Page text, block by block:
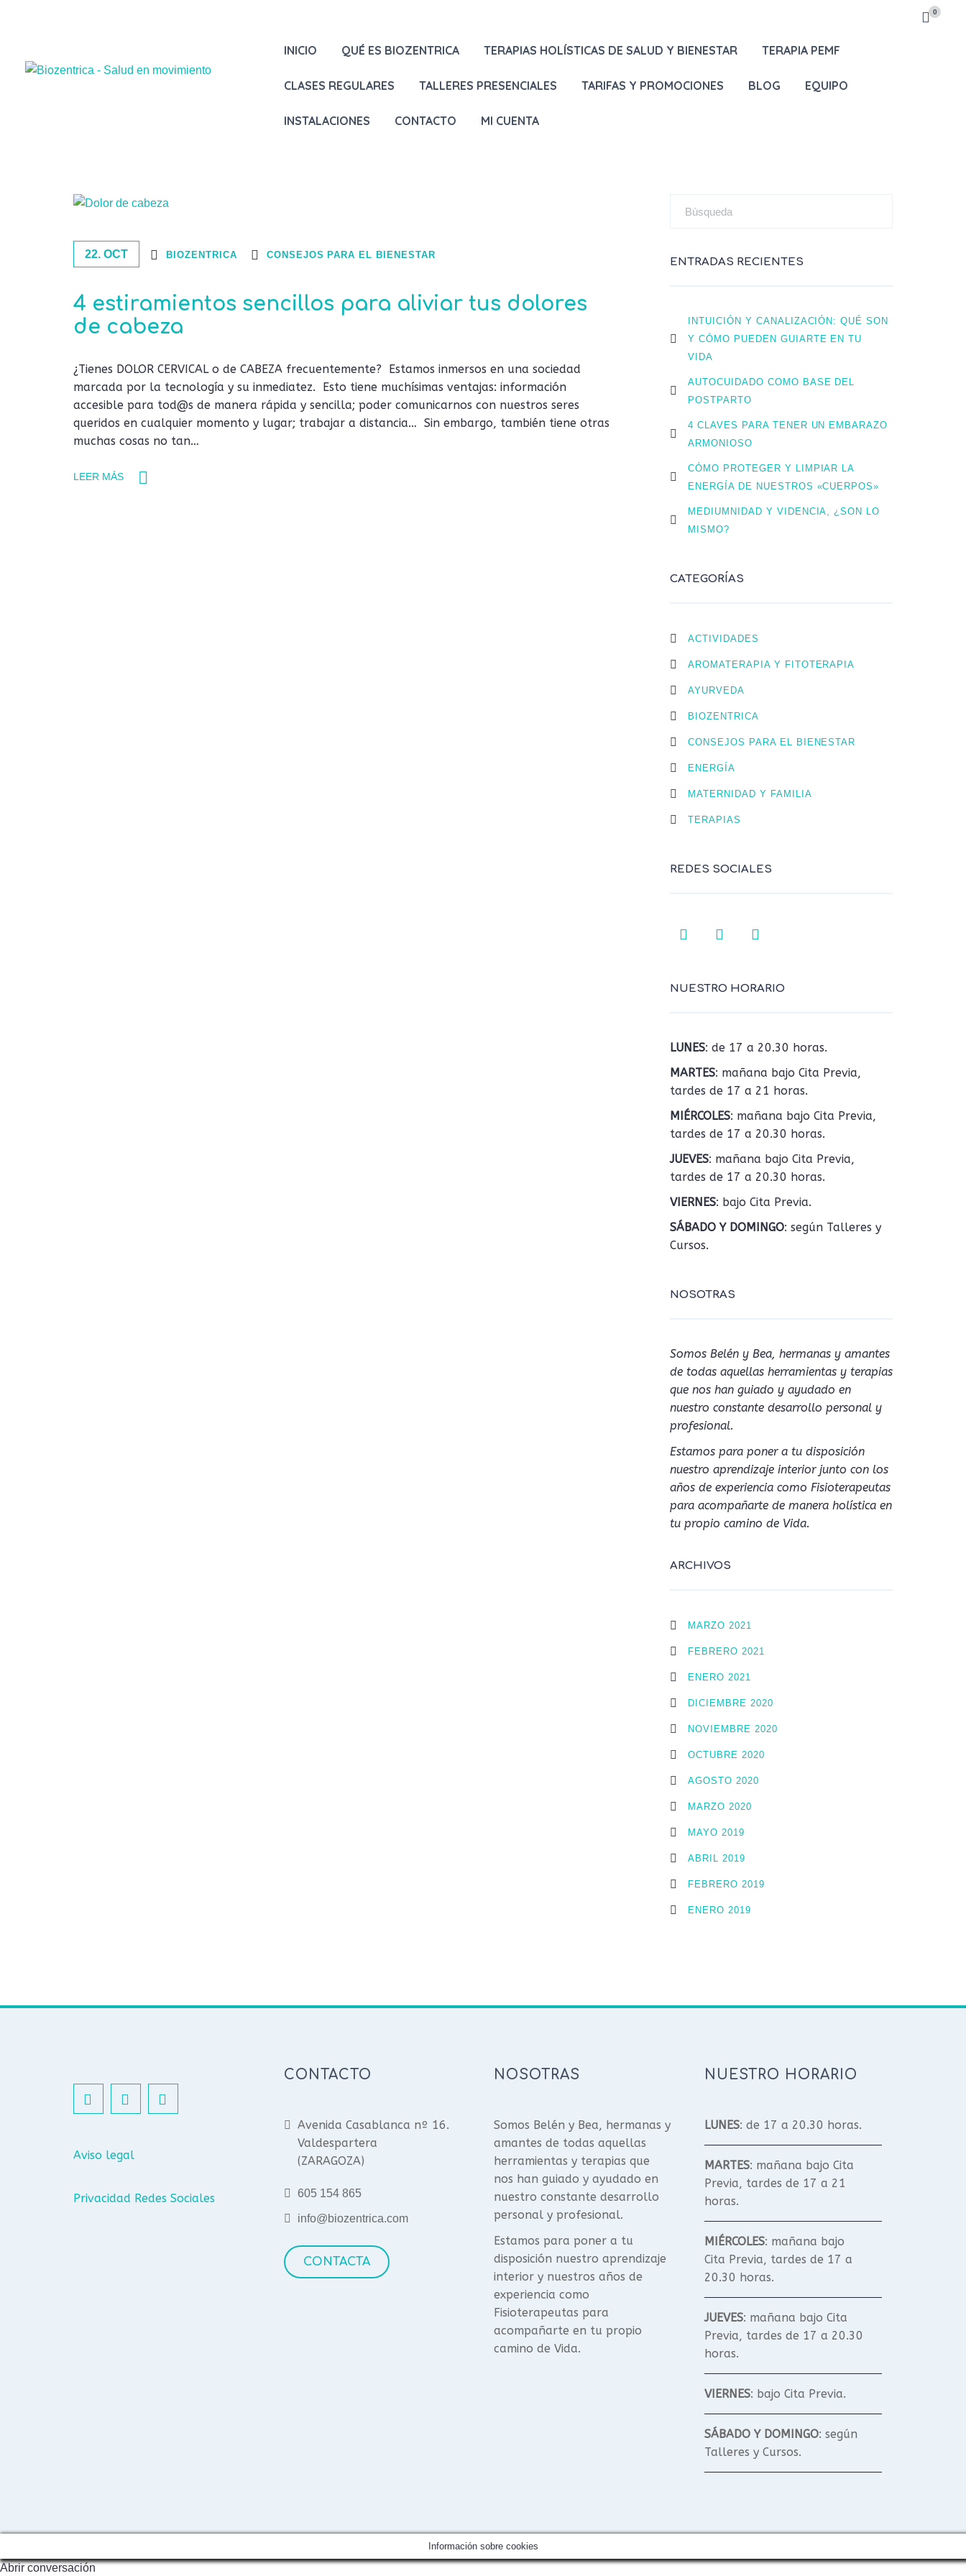
0
INICIO QUÉ ES BIOZENTRICA TERAPIAS HOLÍSTICAS DE SALUD Y BIENESTAR TERAPIA PEMF
CLASES REGULARES TALLERES PRESENCIALES TARIFAS Y PROMOCIONES BLOG EQUIPO
INSTALACIONES CONTACTO MI CUENTA
22. OCT BIOZENTRICA CONSEJOS PARA EL BIENESTAR
4 estiramientos sencillos para aliviar tus dolores
de cabeza
¿Tienes DOLOR CERVICAL o de CABEZA frecuentemente? Estamos inmersos en una sociedad
marcada por la tecnología y su inmediatez. Esto tiene muchísimas ventajas: información
accesible para tod@s de manera rápida y sencilla; poder comunicarnos con nuestros seres
queridos en cualquier momento y lugar; trabajar a distancia… Sin embargo, también tiene otras
muchas cosas no tan…
LEER MÁS
ENTRADAS RECIENTES
INTUICIÓN Y CANALIZACIÓN: QUÉ SON
Y CÓMO PUEDEN GUIARTE EN TU
VIDA
AUTOCUIDADO COMO BASE DEL
POSTPARTO
4 CLAVES PARA TENER UN EMBARAZO
ARMONIOSO
CÓMO PROTEGER Y LIMPIAR LA
ENERGÍA DE NUESTROS «CUERPOS»
MEDIUMNIDAD Y VIDENCIA, ¿SON LO
MISMO?
CATEGORÍAS
ACTIVIDADES
AROMATERAPIA Y FITOTERAPIA
AYURVEDA
BIOZENTRICA
CONSEJOS PARA EL BIENESTAR
ENERGÍA
MATERNIDAD Y FAMILIA
TERAPIAS
REDES SOCIALES
NUESTRO HORARIO
LUNES: de 17 a 20.30 horas.
MARTES: mañana bajo Cita Previa,
tardes de 17 a 21 horas.
MIÉRCOLES: mañana bajo Cita Previa,
tardes de 17 a 20.30 horas.
JUEVES: mañana bajo Cita Previa,
tardes de 17 a 20.30 horas.
VIERNES: bajo Cita Previa.
SÁBADO Y DOMINGO: según Talleres y
Cursos.
NOSOTRAS
Somos Belén y Bea, hermanas y amantes
de todas aquellas herramientas y terapias
que nos han guiado y ayudado en
nuestro constante desarrollo personal y
profesional.
Estamos para poner a tu disposición
nuestro aprendizaje interior junto con los
años de experiencia como Fisioterapeutas
para acompañarte de manera holística en
tu propio camino de Vida.
ARCHIVOS
MARZO 2021
FEBRERO 2021
ENERO 2021
DICIEMBRE 2020
NOVIEMBRE 2020
OCTUBRE 2020
AGOSTO 2020
MARZO 2020
MAYO 2019
ABRIL 2019
FEBRERO 2019
ENERO 2019
Aviso legal
Privacidad Redes Sociales
CONTACTO
Avenida Casablanca nº 16.
Valdespartera
(ZARAGOZA)
605 154 865
info@biozentrica.com
CONTACTA
NOSOTRAS
Somos Belén y Bea, hermanas y
amantes de todas aquellas
herramientas y terapias que
nos han guiado y ayudado en
nuestro constante desarrollo
personal y profesional.
Estamos para poner a tu
disposición nuestro aprendizaje
interior y nuestros años de
experiencia como
Fisioterapeutas para
acompañarte en tu propio
camino de Vida.
NUESTRO HORARIO
LUNES: de 17 a 20.30 horas.
MARTES: mañana bajo Cita
Previa, tardes de 17 a 21
horas.
MIÉRCOLES: mañana bajo
Cita Previa, tardes de 17 a
20.30 horas.
JUEVES: mañana bajo Cita
Previa, tardes de 17 a 20.30
horas.
VIERNES: bajo Cita Previa.
SÁBADO Y DOMINGO: según
Talleres y Cursos.
Información sobre cookies
Abrir conversación